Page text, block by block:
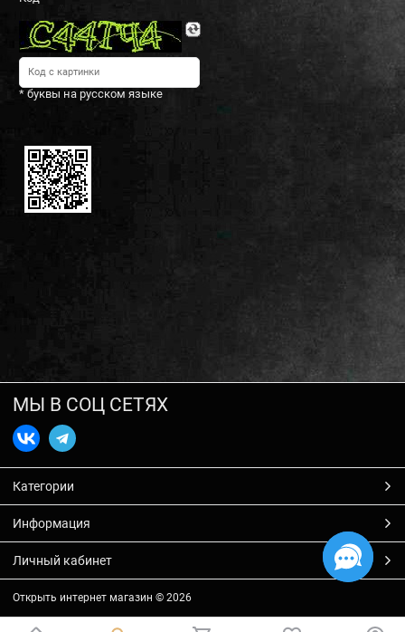
* буквы на русском языке
МЫ В СОЦ СЕТЯХ
Категории
Информация
Личный кабинет
Открыть интернет магазин © 2026